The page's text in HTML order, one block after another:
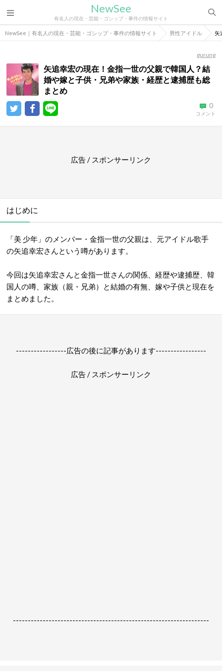
NewSee
有名人の現在・芸能・ゴシップ・事件の情報サイト
NewSee｜有名人の現在・芸能・ゴシップ・事件の情報サイト 男性アイドル 矢
gurung
矢追幸宏の現在！金指一世の父親で韓国人？結
婚や嫁と子供・兄弟や家族・経歴と逮捕歴も総
まとめ
0
コメント
広告 / スポンサーリンク
はじめに
「美 少年」のメンバー・金指一世の父親は、元アイドル歌手
の矢追幸宏さんという噂があります。
今回は矢追幸宏さんと金指一世さんの関係、経歴や逮捕歴、韓
国人の噂、家族（親・兄弟）と結婚の有無、嫁や子供と現在を
まとめました。
-----------------広告の後に記事があります-----------------
広告 / スポンサーリンク
------------------------------------------------------------------